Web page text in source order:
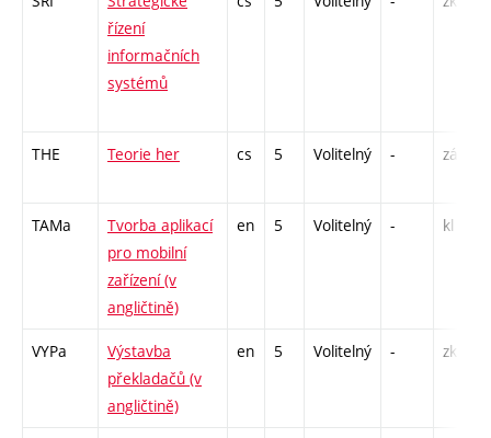
řízení
informačních
systémů
THE Teorie her cs 5 Volitelný - zá,zk
TAMa
Tvorba aplikací
pro mobilní
zařízení (v
angličtině)
en 5 Volitelný - kl
VYPa
Výstavba
překladačů (v
angličtině)
en 5 Volitelný - zk